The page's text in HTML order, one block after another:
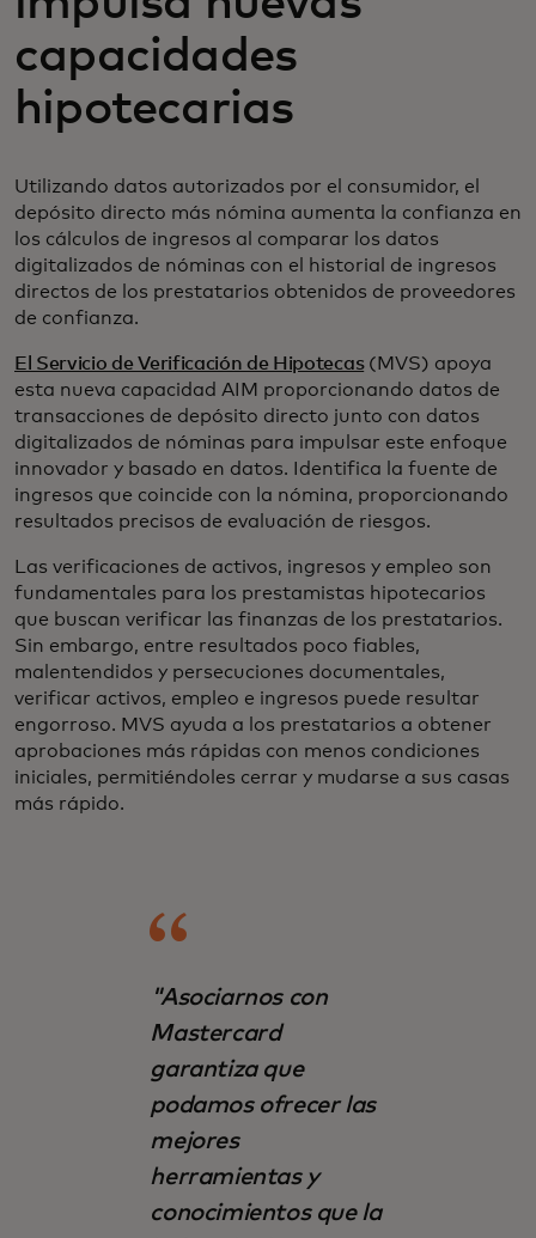
capacidades
hipotecarias
Utilizando datos autorizados por el consumidor, el
depósito directo más nómina aumenta la confianza en
los cálculos de ingresos al comparar los datos
digitalizados de nóminas con el historial de ingresos
directos de los prestatarios obtenidos de proveedores
de confianza.
El Servicio de Verificación de Hipotecas(MVS) apoya
esta nueva capacidad AIM proporcionando datos de
transacciones de depósito directo junto con datos
digitalizados de nóminas para impulsar este enfoque
innovador y basado en datos. Identifica la fuente de
ingresos que coincide con la nómina, proporcionando
resultados precisos de evaluación de riesgos.
Las verificaciones de activos, ingresos y empleo son
fundamentales para los prestamistas hipotecarios
que buscan verificar las finanzas de los prestatarios.
Sin embargo, entre resultados poco fiables,
malentendidos y persecuciones documentales,
verificar activos, empleo e ingresos puede resultar
engorroso. MVS ayuda a los prestatarios a obtener
aprobaciones más rápidas con menos condiciones
iniciales, permitiéndoles cerrar y mudarse a sus casas
más rápido.
"Asociarnos con
Mastercard
garantiza que
podamos ofrecer las
mejores
herramientas y
conocimientos que la